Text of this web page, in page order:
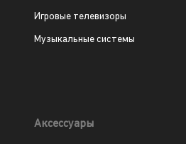
Игровые телевизоры
Музыкальные системы
Аксессуары